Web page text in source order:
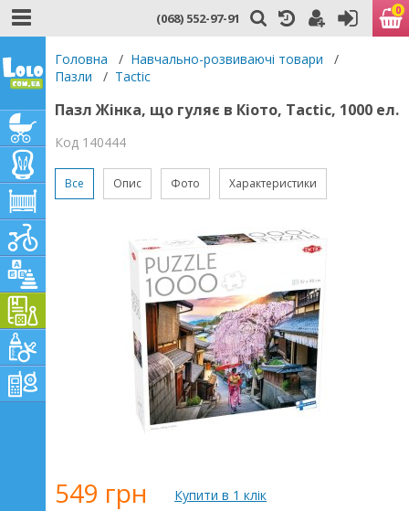
(068) 552-97-91 0
Головна / Навчально-розвиваючі товари
/
Пазли
/ Tactic
Пазл Жінка, що гуляє в Кіото, Tactic, 1000 ел.
Код 140444
Все Опис Фото Характеристики
549 грн Купити в 1 клік